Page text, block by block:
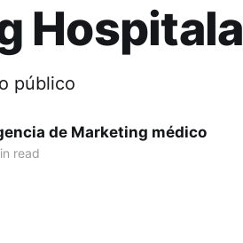
público
de Marketing médico
read